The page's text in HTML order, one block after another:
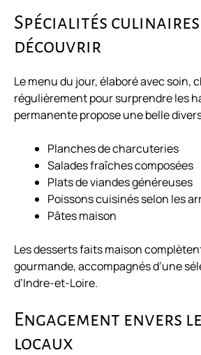
Spécialités culinaires
découvrir
Le menu du jour, élaboré avec soin,
régulièrement pour surprendre les
permanente propose une belle
Planches de charcuteries
Salades fraîches composées
Plats de viandes généreuses
Poissons cuisinés selon les
Pâtes maison
Les desserts faits maison
gourmande, accompagnés d’une
d’Indre-et-Loire.
Engagement envers
locaux